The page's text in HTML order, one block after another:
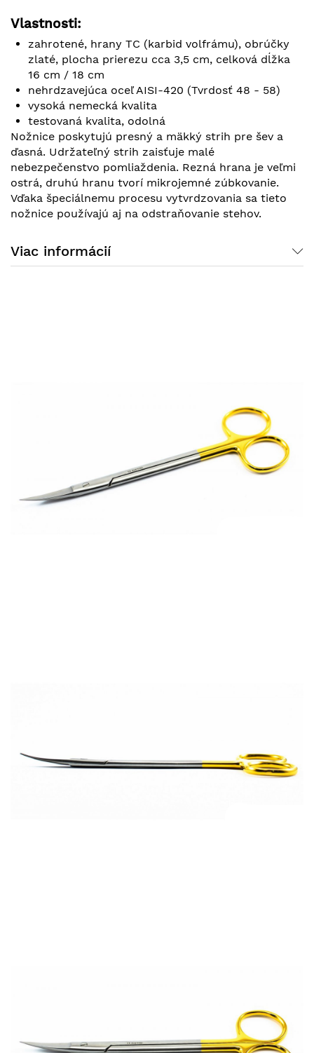
Vlastnosti:
zahrotené, hrany TC (karbid volfrámu), obrúčky
zlaté, plocha prierezu cca 3,5 cm, celková dĺžka
16 cm / 18 cm
nehrdzavejúca oceľ AISI-420 (Tvrdosť 48 - 58)
vysoká nemecká kvalita
testovaná kvalita, odolná
Nožnice poskytujú presný a mäkký strih pre šev a
ďasná. Udržateľný strih zaisťuje malé
nebezpečenstvo pomliaždenia. Rezná hrana je veľmi
ostrá, druhú hranu tvorí mikrojemné zúbkovanie.
Vďaka špeciálnemu procesu vytvrdzovania sa tieto
nožnice používajú aj na odstraňovanie stehov.
Viac informácií